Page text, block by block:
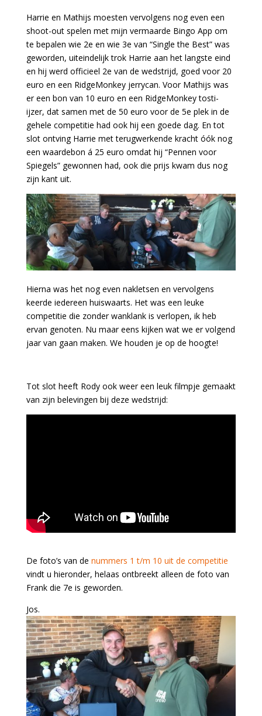
Harrie en Mathijs moesten vervolgens nog even een
shoot-out spelen met mijn vermaarde Bingo App om
te bepalen wie 2e en wie 3e van “Single the Best” was
geworden, uiteindelijk trok Harrie aan het langste eind
en hij werd officieel 2e van de wedstrijd, goed voor 20
euro en een RidgeMonkey jerrycan. Voor Mathijs was
er een bon van 10 euro en een RidgeMonkey tosti-
ijzer, dat samen met de 50 euro voor de 5e plek in de
gehele competitie had ook hij een goede dag. En tot
slot ontving Harrie met terugwerkende kracht óók nog
een waardebon á 25 euro omdat hij “Pennen voor
Spiegels” gewonnen had, ook die prijs kwam dus nog
zijn kant uit.
Hierna was het nog even nakletsen en vervolgens
keerde iedereen huiswaarts. Het was een leuke
competitie die zonder wanklank is verlopen, ik heb
ervan genoten. Nu maar eens kijken wat we er volgend
jaar van gaan maken. We houden je op de hoogte!
Tot slot heeft Rody ook weer een leuk filmpje gemaakt
van zijn belevingen bij deze wedstrijd:
De foto’s van de nummers 1 t/m 10 uit de competitie
vindt u hieronder, helaas ontbreekt alleen de foto van
Frank die 7e is geworden.
Jos.